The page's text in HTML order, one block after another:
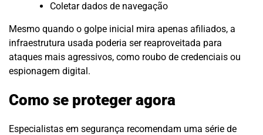
Coletar dados de navegação
Mesmo quando o golpe inicial mira apenas afiliados, a
infraestrutura usada poderia ser reaproveitada para
ataques mais agressivos, como roubo de credenciais ou
espionagem digital.
Como se proteger agora
Especialistas em segurança recomendam uma série de